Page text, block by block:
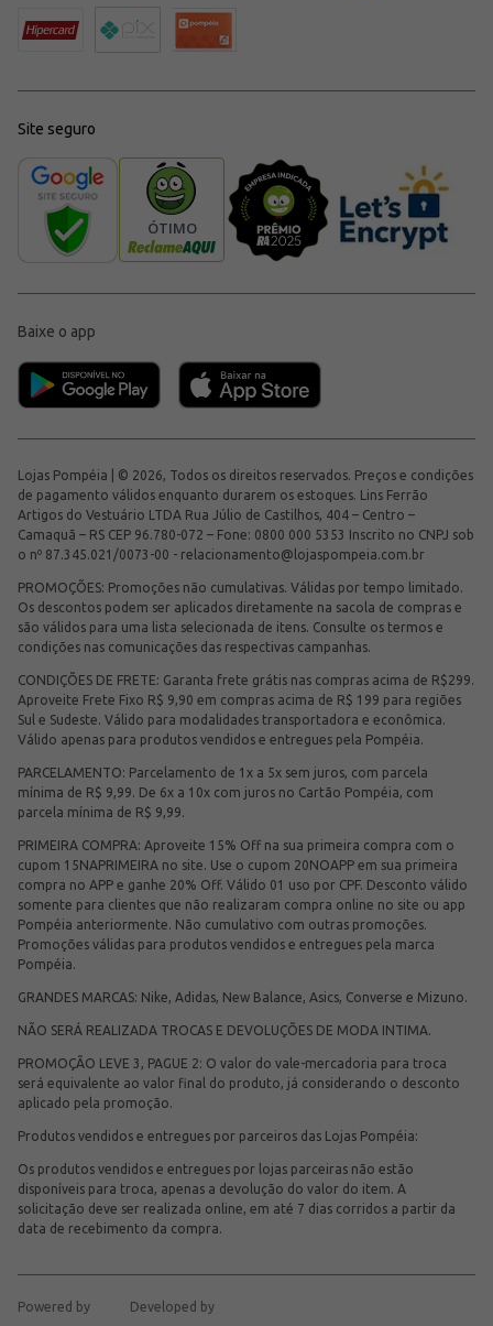
Site seguro
Baixe o app
Lojas Pompéia | © 2026, Todos os direitos reservados. Preços e condições
de pagamento válidos enquanto durarem os estoques. Lins Ferrão
Artigos do Vestuário LTDA Rua Júlio de Castilhos, 404 – Centro –
Camaquã – RS CEP 96.780-072 – Fone: 0800 000 5353 Inscrito no CNPJ sob
o nº 87.345.021/0073-00 - relacionamento@lojaspompeia.com.br
PROMOÇÕES: Promoções não cumulativas. Válidas por tempo limitado.
Os descontos podem ser aplicados diretamente na sacola de compras e
são válidos para uma lista selecionada de itens. Consulte os termos e
condições nas comunicações das respectivas campanhas.
CONDIÇÕES DE FRETE: Garanta frete grátis nas compras acima de R$299.
Aproveite Frete Fixo R$ 9,90 em compras acima de R$ 199 para regiões
Sul e Sudeste. Válido para modalidades transportadora e econômica.
Válido apenas para produtos vendidos e entregues pela Pompéia.
PARCELAMENTO: Parcelamento de 1x a 5x sem juros, com parcela
mínima de R$ 9,99. De 6x a 10x com juros no Cartão Pompéia, com
parcela mínima de R$ 9,99.
PRIMEIRA COMPRA: Aproveite 15% Off na sua primeira compra com o
cupom 15NAPRIMEIRA no site. Use o cupom 20NOAPP em sua primeira
compra no APP e ganhe 20% Off. Válido 01 uso por CPF. Desconto válido
somente para clientes que não realizaram compra online no site ou app
Pompéia anteriormente. Não cumulativo com outras promoções.
Promoções válidas para produtos vendidos e entregues pela marca
Pompéia.
GRANDES MARCAS: Nike, Adidas, New Balance, Asics, Converse e Mizuno.
NÃO SERÁ REALIZADA TROCAS E DEVOLUÇÕES DE MODA INTIMA.
PROMOÇÃO LEVE 3, PAGUE 2: O valor do vale-mercadoria para troca
será equivalente ao valor final do produto, já considerando o desconto
aplicado pela promoção.
Produtos vendidos e entregues por parceiros das Lojas Pompéia:
Os produtos vendidos e entregues por lojas parceiras não estão
disponíveis para troca, apenas a devolução do valor do item. A
solicitação deve ser realizada online, em até 7 dias corridos a partir da
data de recebimento da compra.
Powered by Developed by